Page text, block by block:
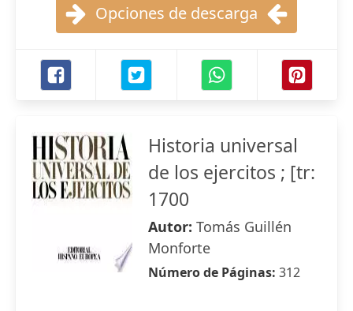
Opciones de descarga
Historia universal
de los ejercitos ; [tr:
1700
Autor: Tomás Guillén
Monforte
Número de Páginas: 312